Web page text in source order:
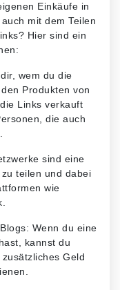
Einkäufe in
mit dem Teilen
Hier sind ein
wem du die
Produkten von
Links verkauft
die auch
sind eine
teilen und dabei
wie
Wenn du eine
kannst du
Geld